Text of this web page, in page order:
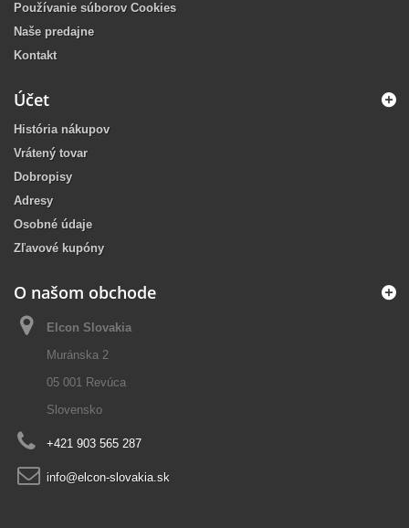
Používanie súborov Cookies
Naše predajne
Kontakt
Účet
História nákupov
Vrátený tovar
Dobropisy
Adresy
Osobné údaje
Zľavové kupóny
O našom obchode
Elcon Slovakia
Muránska 2
05 001 Revúca
Slovensko
+421 903 565 287
info@elcon-slovakia.sk